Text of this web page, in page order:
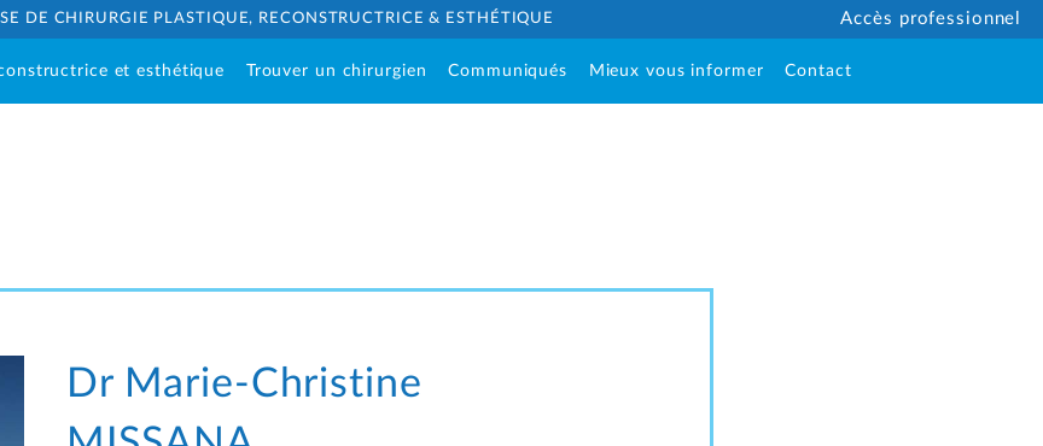
DE CHIRURGIE PLASTIQUE, RECONSTRUCTRICE & ESTHÉTIQUE Accès professionnel
et esthétique Trouver un chirurgien Communiqués Mieux vous informer Contact
Dr Marie-Christine